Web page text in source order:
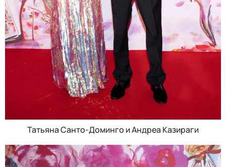
Татьяна Санто-Доминго и Андреа Казираги